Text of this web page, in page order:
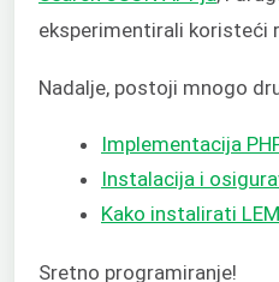
eksperimentirali koristeći
Nadalje, postoji mnogo
Implementacija
Instalacija i
Kako instalirati
Sretno programiranje!